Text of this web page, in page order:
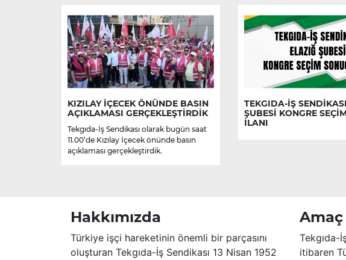
KIZILAY İÇECEK ÖNÜNDE BASIN
AÇIKLAMASI GERÇEKLEŞTİRDİK
Tekgıda-İş Sendikası olarak bugün saat
11.00’de Kızılay İçecek önünde basın
açıklaması gerçekleştirdik.
TEKGIDA-İŞ
ŞUBESİ KONGRE
İLANI
Hakkımızda
Türkiye işçi hareketinin önemli bir parçasını
oluşturan Tekgıda-İş Sendikası 13 Nisan 1952
Tekgıda-
itibaren